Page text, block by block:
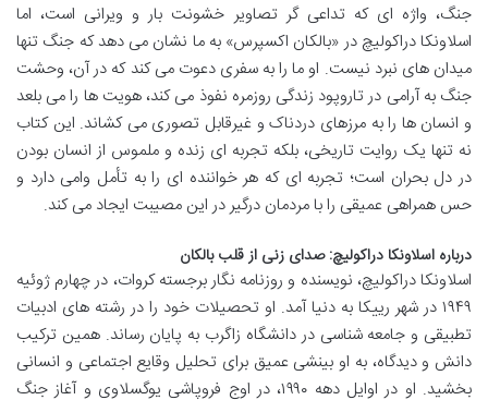
جنگ، واژه ای که تداعی گر تصاویر خشونت بار و ویرانی است، اما
اسلاونکا دراکولیچ در «بالکان اکسپرس» به ما نشان می دهد که جنگ تنها
میدان های نبرد نیست. او ما را به سفری دعوت می کند که در آن، وحشت
جنگ به آرامی در تاروپود زندگی روزمره نفوذ می کند، هویت ها را می بلعد
و انسان ها را به مرزهای دردناک و غیرقابل تصوری می کشاند. این کتاب
نه تنها یک روایت تاریخی، بلکه تجربه ای زنده و ملموس از انسان بودن
در دل بحران است؛ تجربه ای که هر خواننده ای را به تأمل وامی دارد و
حس همراهی عمیقی را با مردمان درگیر در این مصیبت ایجاد می کند.
درباره اسلاونکا دراکولیچ: صدای زنی از قلب بالکان
اسلاونکا دراکولیچ، نویسنده و روزنامه نگار برجسته کروات، در چهارم ژوئیه
۱۹۴۹ در شهر رییکا به دنیا آمد. او تحصیلات خود را در رشته های ادبیات
تطبیقی و جامعه شناسی در دانشگاه زاگرب به پایان رساند. همین ترکیب
دانش و دیدگاه، به او بینشی عمیق برای تحلیل وقایع اجتماعی و انسانی
بخشید. او در اوایل دهه ۱۹۹۰، در اوج فروپاشی یوگسلاوی و آغاز جنگ